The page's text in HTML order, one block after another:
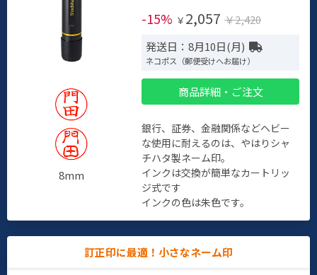
8mm
-15% ￥ 2,057 ￥2,420
発送日：8月10日(月)
ネコポス（郵便受けへお届け）
商品詳細・ご注文
銀行、証券、金融関係などヘビー
な使用に耐えるのは、やはりシャ
チハタ製ネーム印。
インクは交換が簡単なカートリッ
ジ式です
インクの色は朱色です。
訂正印に最適！小さなネーム印